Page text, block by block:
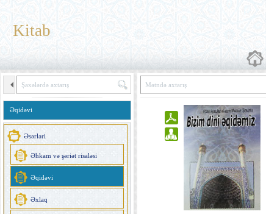
Kitab
Əqidəvi
Əsərləri
Əhkam və şəriət risaləsi
Əqidəvi
Əxlaq